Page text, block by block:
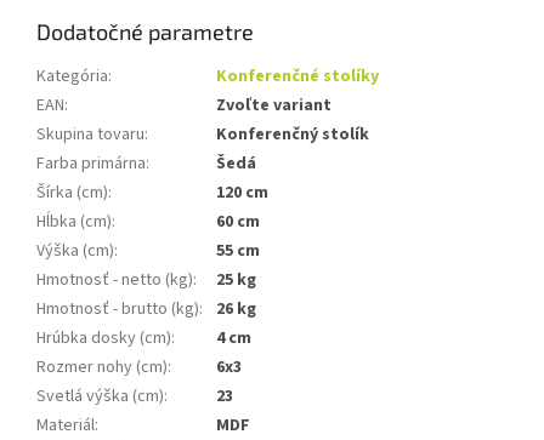
Dodatočné parametre
Kategória:
Konferenčné stolíky
EAN:
Zvoľte variant
Skupina tovaru:
Konferenčný stolík
Farba primárna:
Šedá
Šírka (cm):
120 cm
Hĺbka (cm):
60 cm
Výška (cm):
55 cm
Hmotnosť - netto (kg):
25 kg
Hmotnosť - brutto (kg):
26 kg
Hrúbka dosky (cm):
4 cm
Rozmer nohy (cm):
6x3
Svetlá výška (cm):
23
Materiál:
MDF